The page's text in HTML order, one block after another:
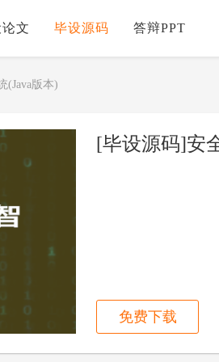
文 毕设源码 答辩PPT
(Java版本)
[毕设源码]安
免费下载